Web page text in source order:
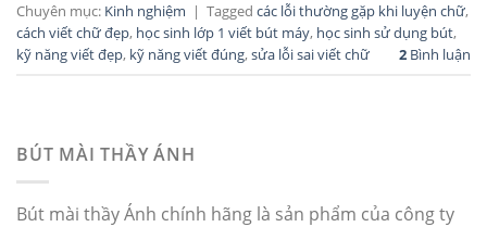
Chuyên mục: Kinh nghiệm | Tagged các lỗi thường gặp khi luyện chữ,
cách viết chữ đẹp, học sinh lớp 1 viết bút máy, học sinh sử dụng bút,
kỹ năng viết đẹp, kỹ năng viết đúng,sửa lỗi sai viết chữ 2 Bình luận
BÚT MÀI THẦY ÁNH
Bút mài thầy Ánh chính hãng là sản phẩm của công ty